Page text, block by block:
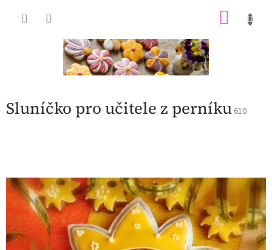
Sluníčko pro učitele z perníku 610